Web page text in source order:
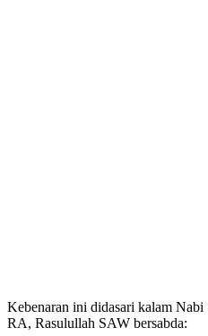
Kebenaran ini didasari kalam
RA, Rasulullah SAW bersabda: